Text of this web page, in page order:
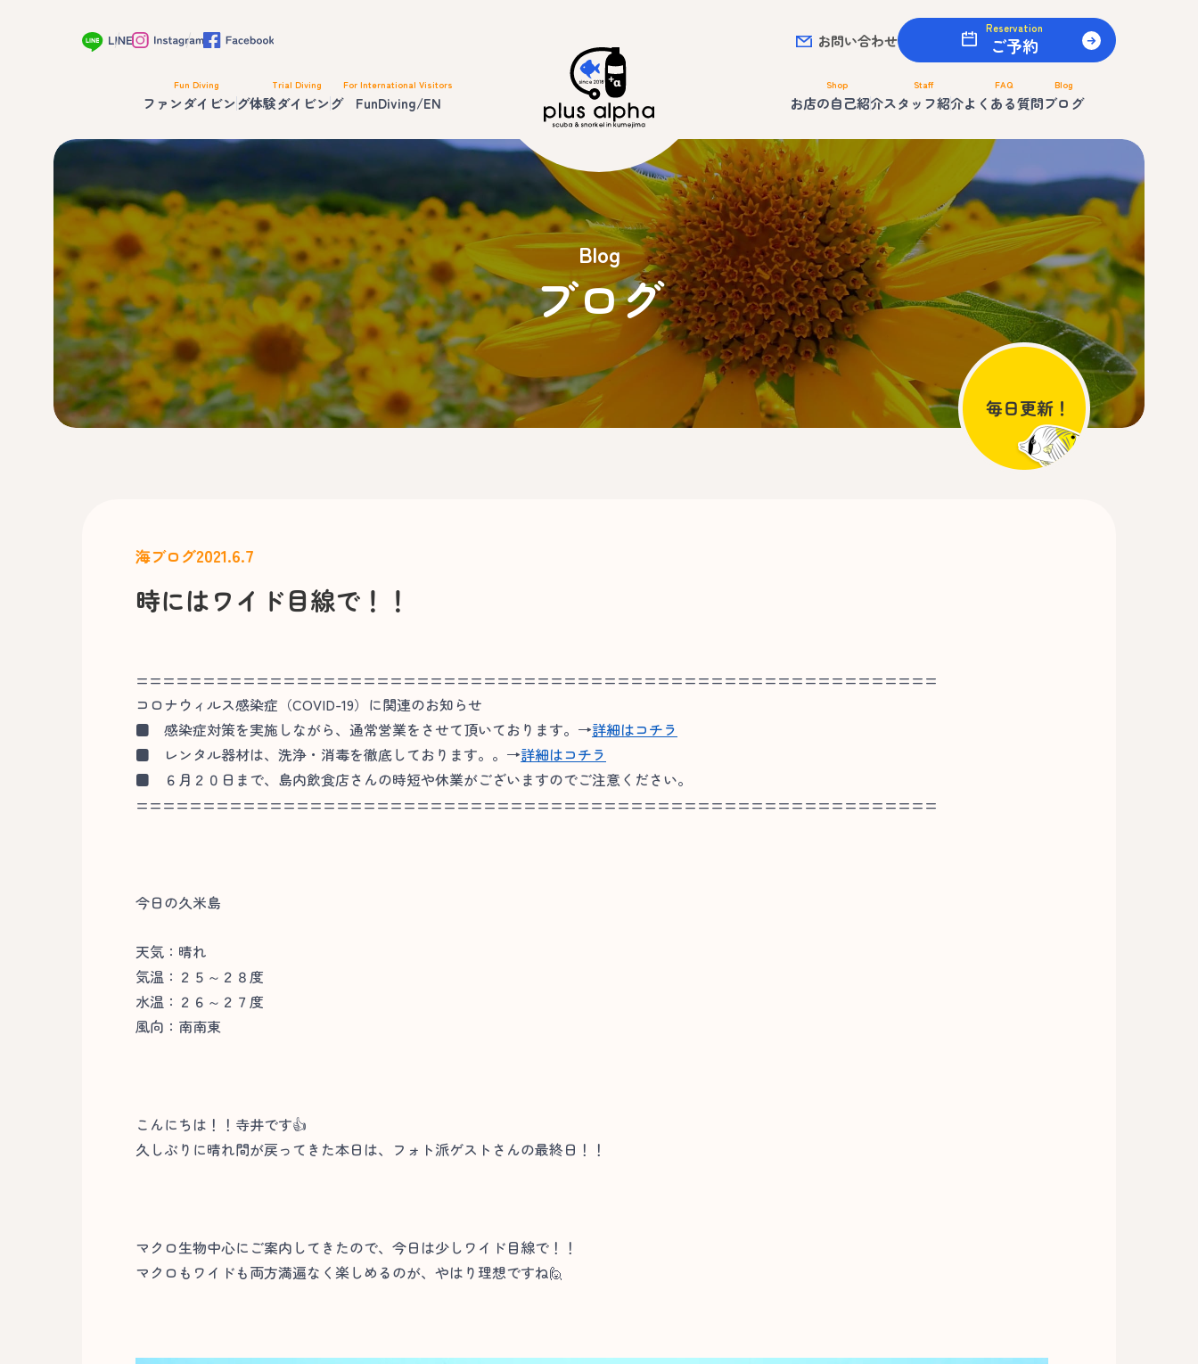
お問い合わせ
Reservation
ご予約
Fun Diving
ファンダイビング
Trial Diving
体験ダイビング
For International Visitors
FunDiving/EN
Shop
お店の自己紹介
Staff
スタッフ紹介
FAQ
よくある質問
Blog
ブログ
Blog
ブログ
海ブログ2021.6.7
時にはワイド目線で！！
============================================================
コロナウィルス感染症（COVID-19）に関連のお知らせ
■ 感染症対策を実施しながら、通常営業をさせて頂いております。→詳細はコチラ
■ レンタル器材は、洗浄・消毒を徹底しております。。→詳細はコチラ
■ ６月２０日まで、島内飲食店さんの時短や休業がございますのでご注意ください。
============================================================
今日の久米島
天気：晴れ
気温：２５～２８度
水温：２６～２７度
風向：南南東
こんにちは！！寺井です👍
久しぶりに晴れ間が戻ってきた本日は、フォト派ゲストさんの最終日！！
マクロ生物中心にご案内してきたので、今日は少しワイド目線で！！
マクロもワイドも両方満遍なく楽しめるのが、やはり理想ですね🙋